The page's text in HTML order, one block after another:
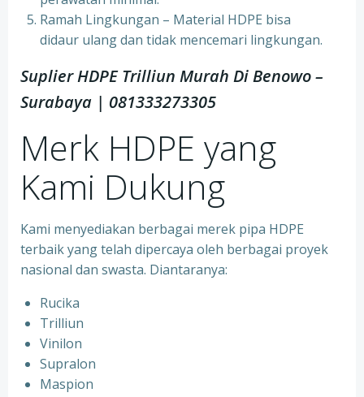
Ramah Lingkungan – Material HDPE bisa
didaur ulang dan tidak mencemari lingkungan.
Suplier HDPE Trilliun Murah Di Benowo –
Surabaya | 081333273305
Merk HDPE yang
Kami Dukung
Kami menyediakan berbagai merek pipa HDPE
terbaik yang telah dipercaya oleh berbagai proyek
nasional dan swasta. Diantaranya:
Rucika
Trilliun
Vinilon
Supralon
Maspion